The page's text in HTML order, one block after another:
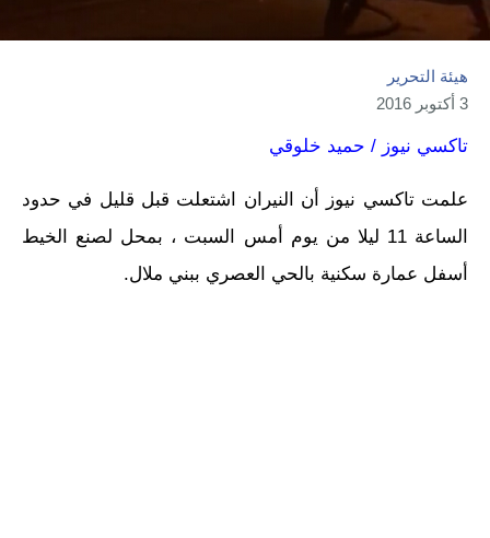
هيئة التحرير
3 أكتوبر 2016
تاكسي نيوز / حميد خلوقي
علمت تاكسي نيوز أن النيران اشتعلت قبل قليل في حدود
الساعة 11 ليلا من يوم أمس السبت ، بمحل لصنع الخيط
أسفل عمارة سكنية بالحي العصري ببني ملال.